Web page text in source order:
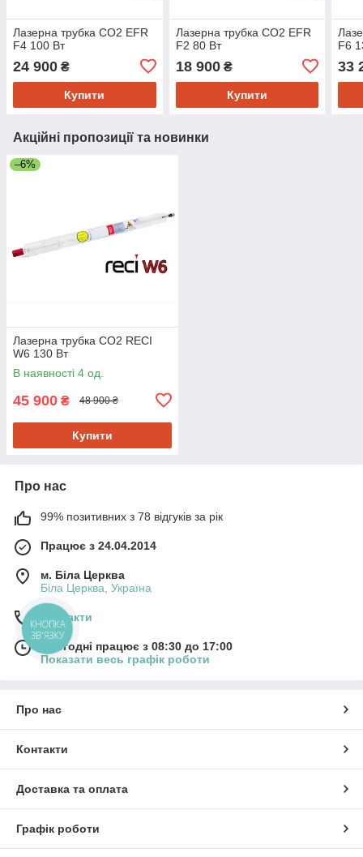
Лазерна трубка CO2 EFR
F4 100 Вт
24 900 ₴
Купити
Лазерна трубка CO2 EFR
F2 80 Вт
18 900₴
Купити
F6
33
Акційні пропозиції та новинки
–6%
Лазерна трубка CO2 RECI
W6 130 Вт
В наявності 4 од.
45 900 ₴ 48 900 ₴
Купити
Про нас
99% позитивних з 78 відгуків за рік
Працює з 24.04.2014
м. Біла Церква
Біла Церква, Україна
Контакти
Сьогодні працює з 08:30 до 17:00
Показати весь графік роботи
Про нас
Контакти
Доставка та оплата
Графік роботи
КНОПКА
ЗВ'ЯЗКУ